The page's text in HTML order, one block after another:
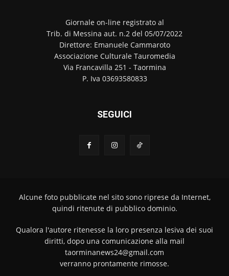
Giornale on-line registrato al
Trib. di Messina aut. n.2 del 05/07/2022
Direttore: Emanuele Cammaroto
Associazione Culturale Tauromedia
Via Francavilla 251 - Taormina
P. Iva 03693580833
SEGUICI
Alcune foto pubblicate nel sito sono riprese da Internet,
quindi ritenute di pubblico dominio.
Qualora l'autore ritenesse la loro presenza lesiva dei suoi
diritti, dopo una comunicazione alla mail
taorminanews24@gmail.com
verranno prontamente rimosse.